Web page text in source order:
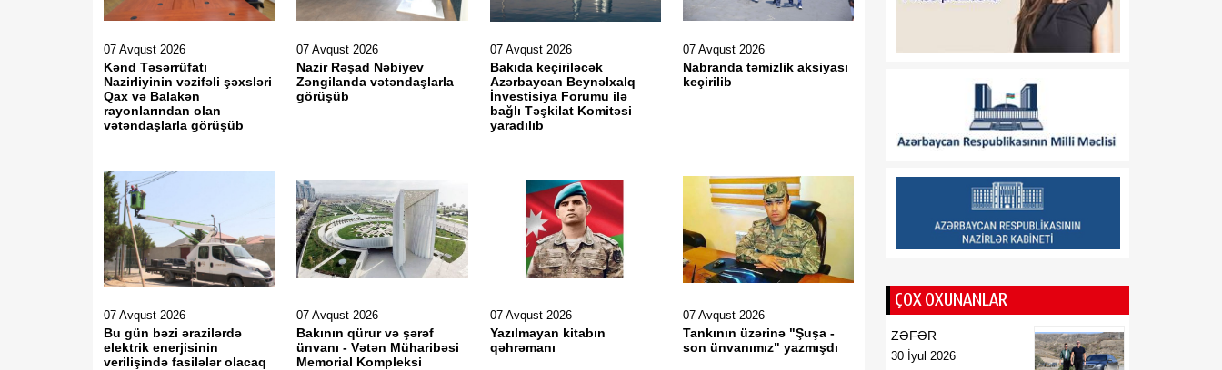
07 Avqust 2026
Kənd Təsərrüfatı
Nazirliyinin vəzifəli şəxsləri
Qax və Balakən
rayonlarından olan
vətəndaşlarla görüşüb
07 Avqust 2026
Nazir Rəşad Nəbiyev
Zəngilanda vətəndaşlarla
görüşüb
07 Avqust 2026
Bakıda keçiriləcək
Azərbaycan Beynəlxalq
İnvestisiya Forumu ilə
bağlı Təşkilat Komitəsi
yaradılıb
07 Avqust 2026
Nabranda təmizlik aksiyası
keçirilib
07 Avqust 2026
Bu gün bəzi ərazilərdə
elektrik enerjisinin
verilişində fasilələr olacaq
07 Avqust 2026
Bakının qürur və şərəf
ünvanı - Vətən Müharibəsi
Memorial Kompleksi
07 Avqust 2026
Yazılmayan kitabın
qəhrəmanı
07 Avqust 2026
Tankının üzərinə "Şuşa -
son ünvanımız" yazmışdı
Azərbaycan Beynəlxalq
İnvestisiya Forumu ilə
bağlı Təşkilat Komitəsi
07 Avqust
Deputat: ABŞ-də
paraflanan sülh sənədi
Cənubi Qafqazda yeni
əsasını qoyub
“Ayaks”ın sabiq baş
məşqçisi Qazaxıstan
13:23
07 Avqust
ABŞ-də çip istehsalında
istifadə olunan əsas
xammala gömrük rüsumu
07 Avqust
ÇOX OXUNANLAR
ZƏFƏR
30 İyul 2026